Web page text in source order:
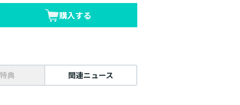
購入する
典 関連ニュース